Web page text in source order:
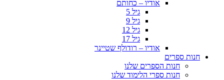
אודיו – כחותם
גיל 5
גיל 9
גיל 12
גיל 17
אודיו – רודולף שטיינר
חנות ספרים
חנות הספרים שלנו
חנות ספרי הלימוד שלנו